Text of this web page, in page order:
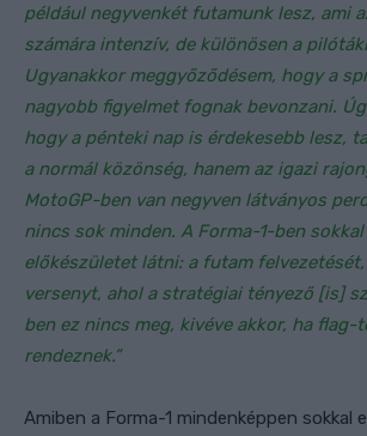
például negyvenkét futamunk lesz, ami
számára intenzív, de különösen a
Ugyanakkor meggyőződésem, hogy a
nagyobb figyelmet fognak bevonzani.
hogy a pénteki nap is érdekesebb lesz,
a normál közönség, hanem az igazi
MotoGP-ben van negyven látványos
nincs sok minden. A Forma-1-ben
előkészületet látni: a futam
versenyt, ahol a stratégiai tényező [is]
ben ez nincs meg, kivéve akkor, ha
rendeznek.”
Amiben a Forma-1 mindenképpen sokkal